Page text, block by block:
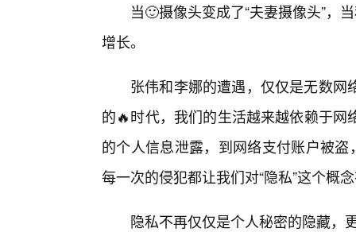
当🙂摄像头变成了“夫妻摄像头”，
增长。
张伟和李娜的遭遇，仅仅是无数
的🔥时代，我们的生活越来越依赖于
的个人信息泄露，到网络支付账户被
每一次的侵犯都让我们对“隐私”这个概
隐私不再仅仅是个人秘密的隐藏，